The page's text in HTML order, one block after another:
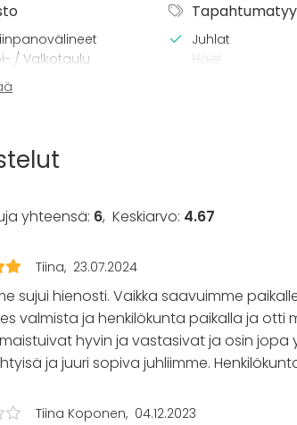
/ Valkotaulu
Juhlat
Häät
Mökkireissu /
tilaa 20 hengelle
yhteensä: 6, Keskiarvo: 4.67
Tiina 23.07.2024
sujui hienosti. Vaikka saavuimme
valmista ja henkilökunta paikalla ja otti
hyvin ja vastasivat ja osin jopa
ja juuri sopiva juhliimme.
Tiina Koponen 04.12.2023